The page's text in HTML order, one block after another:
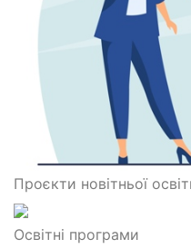
Проєкти новітньої
Освітні програми